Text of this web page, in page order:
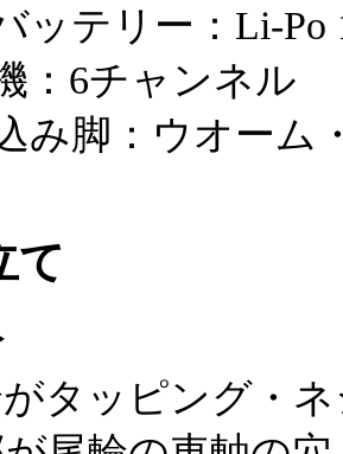
ッテリー：Li-Po
：6チャンネル
み脚：ウオーム
て
タッピング・ネ